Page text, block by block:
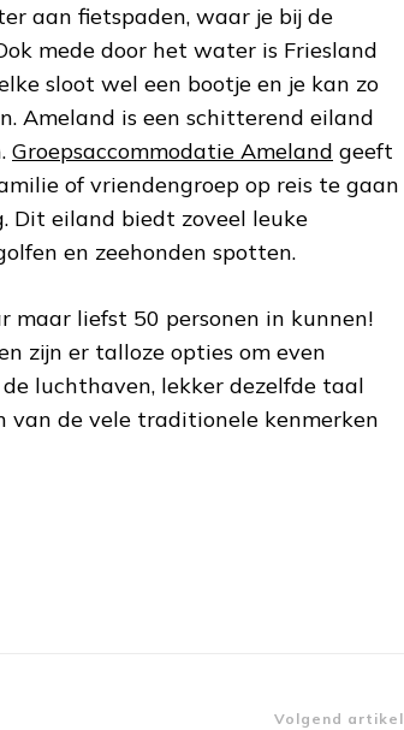
aan fietspaden, waar je bij de
mede door het water is Friesland
sloot wel een bootje en je kan zo
Ameland is een schitterend eiland
Groepsaccommodatie Ameland geeft
of vriendengroep op reis te gaan
Dit eiland biedt zoveel leuke
en zeehonden spotten.
maar liefst 50 personen in kunnen!
zijn er talloze opties om even
luchthaven, lekker dezelfde taal
van de vele traditionele kenmerken
Volgend artikel